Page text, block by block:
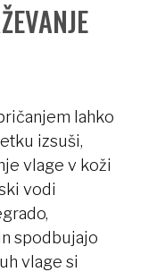
lahko
izsuši,
vlage v koži
vodi
spodbujajo
vlage si